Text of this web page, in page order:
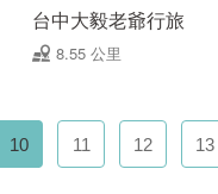
台中大毅老爺行旅
8.55 公里
10 11 12 13